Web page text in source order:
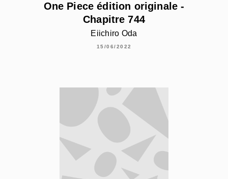
One Piece édition originale -
Chapitre 744
Eiichiro Oda
15/06/2022